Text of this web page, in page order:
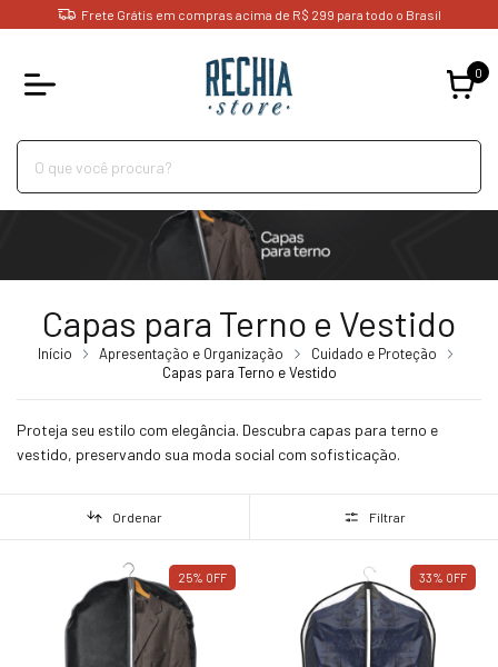
Frete Grátis em compras acima de R$ 299 para todo o Brasil
0
Capas para Terno e Vestido
Início Apresentação e Organização
Cuidado e Proteção
Capas para Terno e Vestido
Proteja seu estilo com elegância. Descubra capas para terno e
vestido, preservando sua moda social com sofisticação.
Ordenar Filtrar
25% OFF 33% OFF